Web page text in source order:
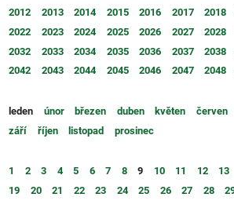
2012 2013 2014 2015 2016 2017 2018
2022
2023 2024 2025 2026 2027 2028
2032
2033 2034 2035 2036 2037 2038
2042
2043 2044 2045 2046 2047 2048
leden únor březen duben květen červen
září
říjen listopad prosinec
1 2 3 4 5 6 7 8 9 10 11 12 13
19
20 21 22 23 24 25 26 27 28